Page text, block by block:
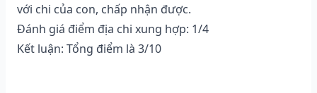
với chi của con, chấp nhận được.
Đánh giá điểm địa chi xung hợp: 1/4
Kết luận: Tổng điểm là 3/10